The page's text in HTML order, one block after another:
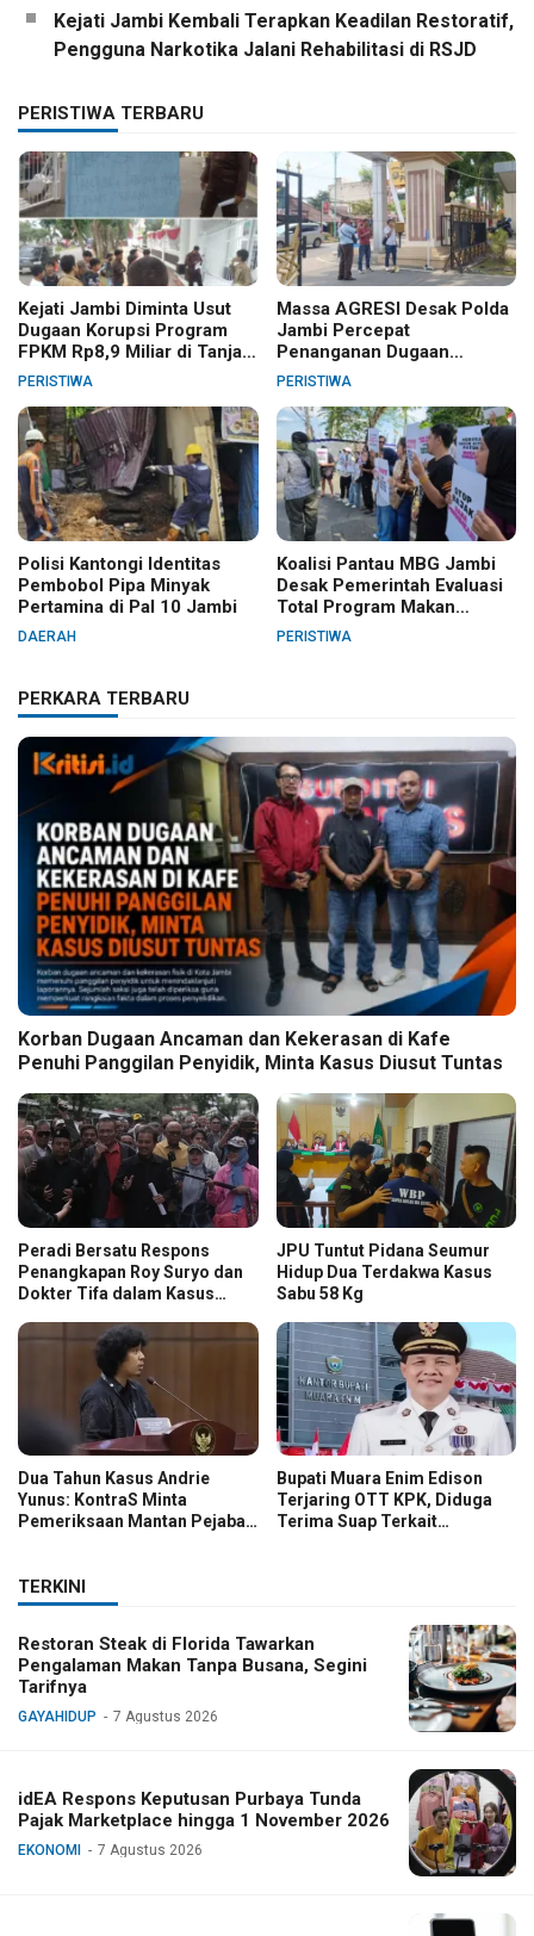
Kejati Jambi Kembali Terapkan Keadilan Restoratif,
Pengguna Narkotika Jalani Rehabilitasi di RSJD
PERISTIWA TERBARU
Kejati Jambi Diminta Usut
Dugaan Korupsi Program
FPKM Rp8,9 Miliar di Tanjab
Barat
PERISTIWA
Massa AGRESI Desak Polda
Jambi Percepat
Penanganan Dugaan
Pelanggaran Hak Cipta Buku
PERISTIWA
Polisi Kantongi Identitas
Pembobol Pipa Minyak
Pertamina di Pal 10 Jambi
DAERAH
Koalisi Pantau MBG Jambi
Desak Pemerintah Evaluasi
Total Program Makan
Bergizi Gratis
PERISTIWA
PERKARA TERBARU
Korban Dugaan Ancaman dan Kekerasan di Kafe
Penuhi Panggilan Penyidik, Minta Kasus Diusut Tuntas
Peradi Bersatu Respons
Penangkapan Roy Suryo dan
Dokter Tifa dalam Kasus
JPU Tuntut Pidana Seumur
Hidup Dua Terdakwa Kasus
Sabu 58 Kg
Dua Tahun Kasus Andrie
Yunus: KontraS Minta
Pemeriksaan Mantan Pejabat
Bupati Muara Enim Edison
Terjaring OTT KPK, Diduga
Terima Suap Terkait
TERKINI
Restoran Steak di Florida Tawarkan
Pengalaman Makan Tanpa Busana, Segini
Tarifnya
GAYAHIDUP 7 Agustus 2026
idEA Respons Keputusan Purbaya Tunda
Pajak Marketplace hingga 1 November 2026
EKONOMI 7 Agustus 2026